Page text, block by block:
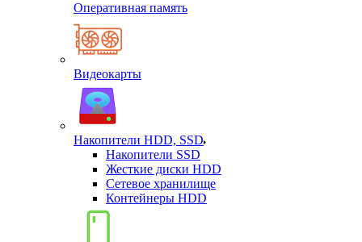
Оперативная память
Видеокарты
Накопители HDD, SSD
Накопители SSD
Жесткие диски HDD
Сетевое хранилище
Контейнеры HDD